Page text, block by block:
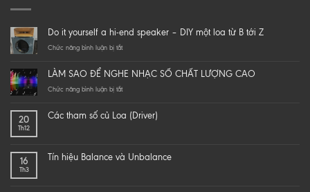
Do it yourself a hi-end speaker – DIY một loa từ B tới Z
Chức năng bình luận bị tắtở
yourself
a
speaker
loa
LÀM SAO ĐỂ NGHE NHẠC SỐ CHẤT LƯỢNG CAO
Chức năng bình luận bị tắtở
ĐỂ
CHẤT
20
Th12
Các tham số củ Loa (Driver)
16
Th3
Tín hiệu Balance và Unbalance